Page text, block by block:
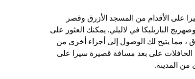
على الأقدام من المسجد الأزرق وقصر
البازيليكا في لاليلي. يمكنك العثور على
، مما يتيح لك الوصول إلى أجزاء أخرى من
الحافلات على بعد مسافة قصيرة سيرا على
من المدينة.